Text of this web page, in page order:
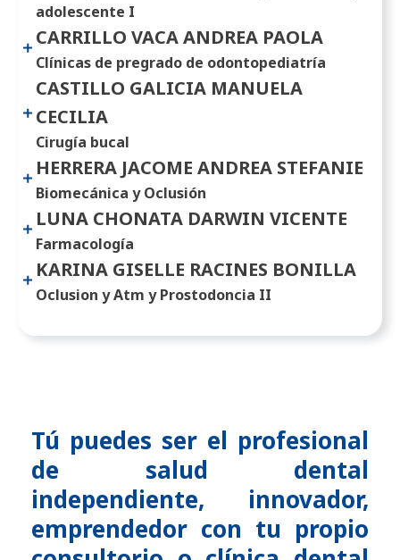
adolescente I
CARRILLO VACA ANDREA PAOLA
Clínicas de pregrado de odontopediatría
CASTILLO GALICIA MANUELA
CECILIA
Cirugía bucal
HERRERA JACOME ANDREA STEFANIE
Biomecánica y Oclusión
LUNA CHONATA DARWIN VICENTE
Farmacología
KARINA GISELLE RACINES BONILLA
Oclusion y Atm y Prostodoncia II
Tú puedes ser el profesional
de salud dental
independiente, innovador,
emprendedor con tu propio